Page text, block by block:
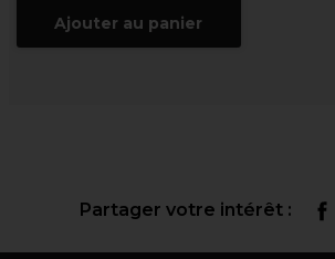
Ajouter au panier
Partager votre intérêt :